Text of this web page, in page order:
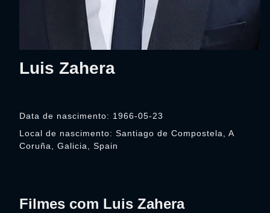
Luis Zahera
Data de nascimento: 1966-05-23
Local de nascimento: Santiago de Compostela, A
Coruña, Galicia, Spain
Filmes com Luis Zahera